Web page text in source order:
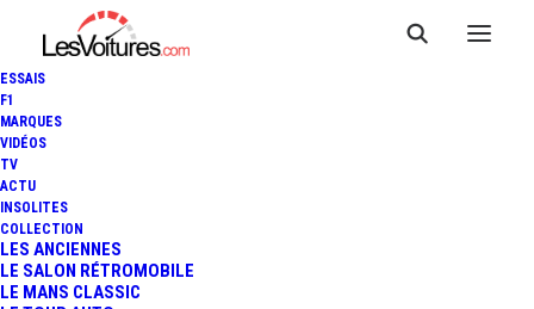
ESSAIS
F1
MARQUES
VIDÉOS
TV
ACTU
INSOLITES
COLLECTION
LES ANCIENNES
LE SALON RÉTROMOBILE
LE MANS CLASSIC
TOUR AUTO : L'ALBUM
PHOTO LESVOITURES.COM